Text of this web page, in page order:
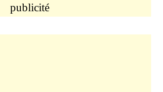
publicité